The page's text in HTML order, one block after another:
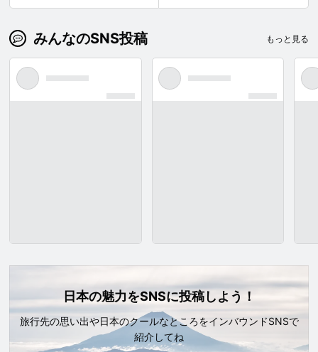
みんなのSNS投稿 もっと見る
日本の魅力をSNSに投稿しよう！
旅行先の思い出や日本のクールなところをインバウンドSNSで
紹介してね